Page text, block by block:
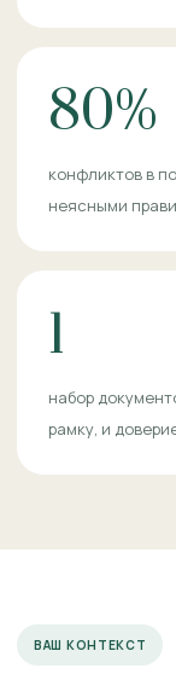
80%
конфликтов в
неясными
1
набор
рамку, и
ВАШ КОНТЕКСТ